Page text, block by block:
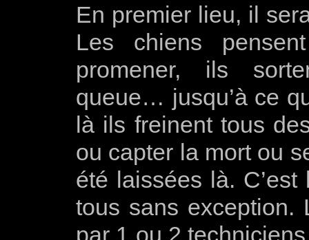
En premier lieu, il
Les chiens
promener, ils
queue… jusqu’à ce
là ils freinent tous
ou capter la mort ou
été laissées là.
tous sans exception.
par 1 ou 2